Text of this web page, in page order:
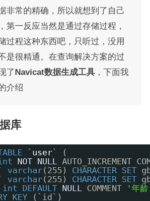
非常的精确，所以就想到了自己
第一反应当然是通过存储过程，
过程这种东西吧，只听过，没用
是很精通。在查询解决方案的过
了Navicat数据生成工具，下面我
介绍
库
` user ` (
NOT NULL AUTO_INCREMENT
varchar(255) CHARACTER SET
` varchar(255) CHARACTER SET
int DEFAULT NULL COMMENT
'年
KEY
(`id`)